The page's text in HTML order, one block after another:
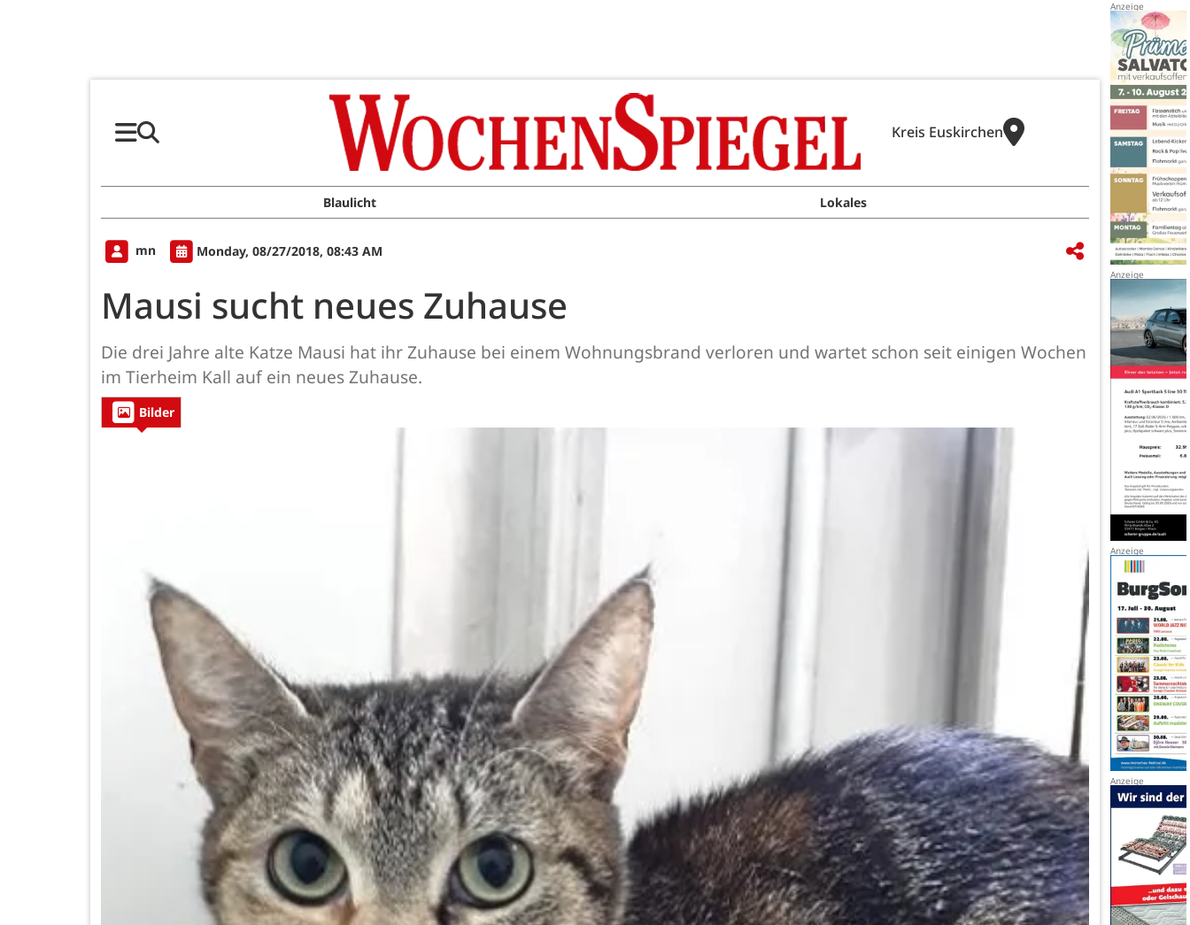
Kreis Euskirchen
Blaulicht Lokales
mn Monday, 08/27/2018, 08:43 AM
Mausi sucht neues Zuhause
Die drei Jahre alte Katze Mausi hat ihr Zuhause bei einem Wohnungsbrand verloren und wartet schon seit einigen Wochen
im Tierheim Kall auf ein neues Zuhause.
Bilder